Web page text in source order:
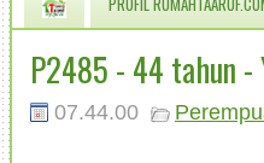
P2485 - 44 tahun -
07.44.00